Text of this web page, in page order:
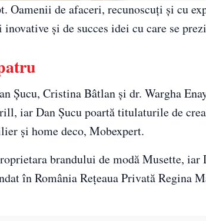
Oamenii de afaceri, recunoscuți și cu
și de succes idei cu care se
Șucu, Cristina Bâtlan și dr. Wargha
iar Dan Șucu poartă titulaturile de
și home deco, Mobexpert.
brandului de modă Musette, iar
în România Rețeaua Privată Regina